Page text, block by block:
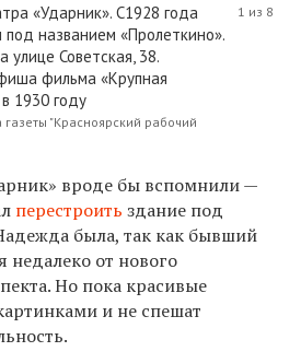
«Ударник». С1928 года
названием «Пролеткино».
улице Советская, 38.
фильма «Крупная
1930 году
"Красноярский рабочий
1 из 8
вроде бы вспомнили —
перестроить здание под
была, так как бывший
недалеко от нового
Но пока красивые
и не спешат